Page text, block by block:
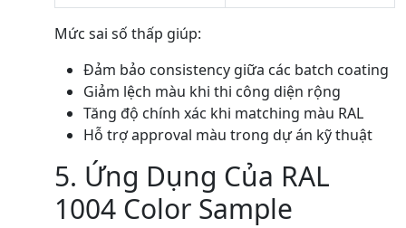
Mức sai số thấp giúp:
Đảm bảo consistency giữa các batch coating
Giảm lệch màu khi thi công diện rộng
Tăng độ chính xác khi matching màu RAL
Hỗ trợ approval màu trong dự án kỹ thuật
5. Ứng Dụng Của RAL
1004 Color Sample